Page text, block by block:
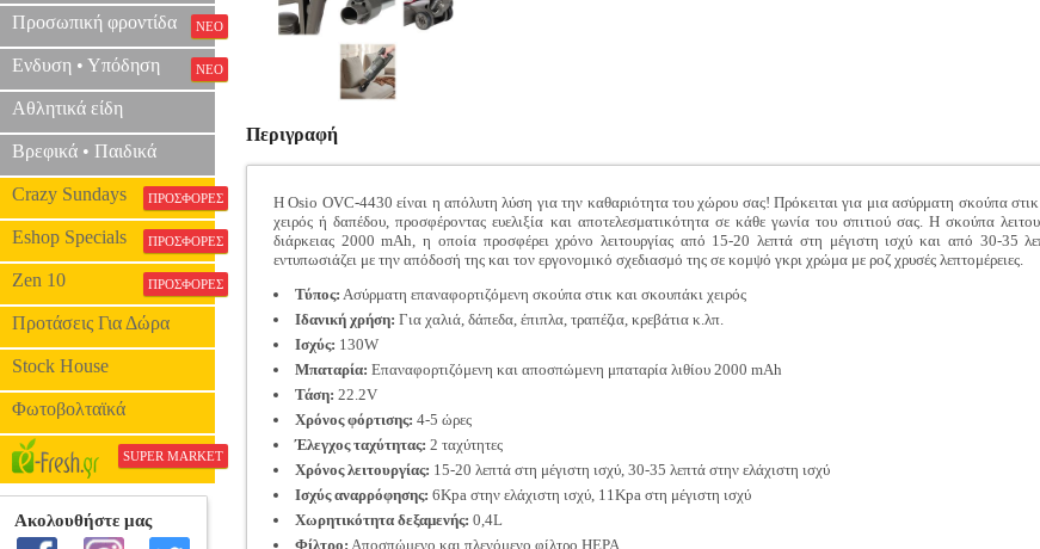
Προσωπική φροντίδα ΝΕΟ
Ενδυση • Υπόδηση ΝΕΟ
Αθλητικά είδη
Βρεφικά • Παιδικά
Crazy Sundays ΠΡΟΣΦΟΡΕΣ
Eshop Specials ΠΡΟΣΦΟΡΕΣ
Zen 10 ΠΡΟΣΦΟΡΕΣ
Προτάσεις Για Δώρα
Stock House
Φωτοβολταϊκά
SUPER MARKET
Περιγραφή
Η Osio OVC-4430 είναι η απόλυτη λύση για την καθαριότητα του χώρου σας! Πρόκειται για μια ασύρματη σκούπα
χειρός ή δαπέδου, προσφέροντας ευελιξία και αποτελεσματικότητα σε κάθε γωνία του σπιτιού σας. Η σκούπα
διάρκειας 2000 mAh, η οποία προσφέρει χρόνο λειτουργίας από 15-20 λεπτά στη μέγιστη ισχύ και από 30-35
εντυπωσιάζει με την απόδοσή της και τον εργονομικό σχεδιασμό της σε κομψό γκρι χρώμα με ροζ χρυσές λεπτομέρειες.
Τύπος: Ασύρματη επαναφορτιζόμενη σκούπα στικ και σκουπάκι χειρός
Ιδανική χρήση: Για χαλιά, δάπεδα, έπιπλα, τραπέζια, κρεβάτια κ.λπ.
Ισχύς: 130W
Μπαταρία: Επαναφορτιζόμενη και αποσπώμενη μπαταρία λιθίου 2000 mAh
Τάση: 22.2V
Χρόνος φόρτισης: 4-5 ώρες
Έλεγχος ταχύτητας: 2 ταχύτητες
Χρόνος λειτουργίας: 15-20 λεπτά στη μέγιστη ισχύ, 30-35 λεπτά στην ελάχιστη ισχύ
Ισχύς αναρρόφησης: 6Kpa στην ελάχιστη ισχύ, 11Kpa στη μέγιστη ισχύ
Χωρητικότητα δεξαμενής: 0,4L
Φίλτρο: Αποσπώμενο και πλενόμενο φίλτρο HEPA